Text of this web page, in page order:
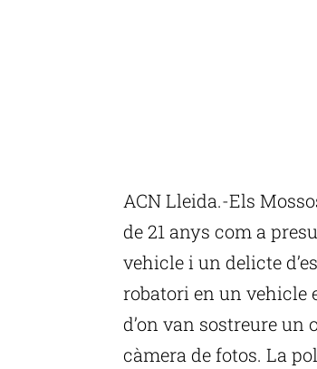
ACN Lleida.-Els
de 21 anys com a
vehicle i un delicte
robatori en un vehicle
d’on van sostreure
càmera de fotos. La